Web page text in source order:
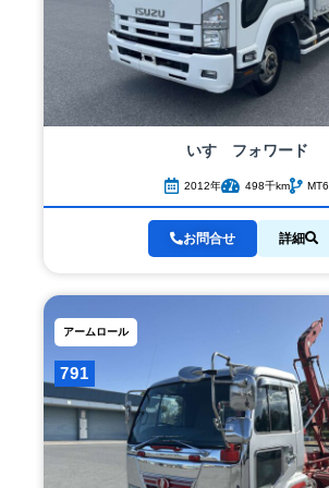
いすゞ フォワード
2012年 498千km MT6
お問合せ 詳細
791
アームロール